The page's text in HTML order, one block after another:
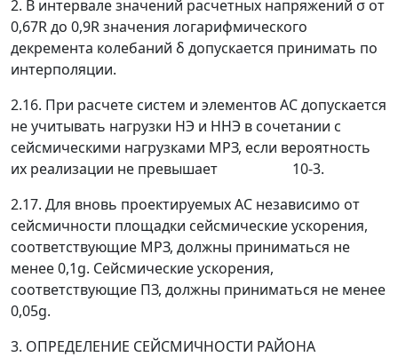
2. В интервале значений расчетных напряжений σ от
0,67Rдо 0,9Rзначения логарифмического
декремента колебаний δ допускается принимать по
интерполяции.
2.16. При расчете систем и элементов АС допускается
не учитывать нагрузки НЭ и ННЭ в сочетании с
сейсмическими нагрузками МРЗ, если вероятность
их реализации не превышает 10-3.
2.17. Для вновь проектируемых АС независимо от
сейсмичности площадки сейсмические ускорения,
соответствующие МРЗ, должны приниматься не
менее 0,1g. Сейсмические ускорения,
соответствующие ПЗ, должны приниматься не менее
0,05g.
3. ОПРЕДЕЛЕНИЕ СЕЙСМИЧНОСТИ РАЙОНА